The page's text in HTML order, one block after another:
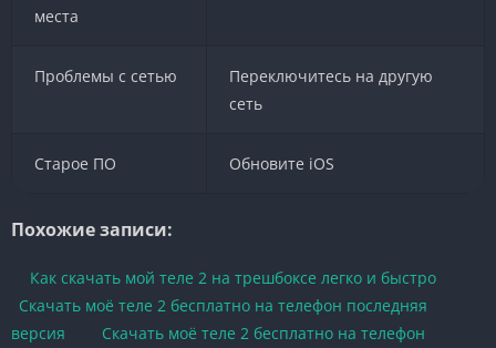
места
Проблемы с сетью
Переключитесь на другую
сеть
Старое ПО Обновите iOS
Похожие записи:
Как скачать мой теле 2 на трешбоксе легко и быстро
Скачать моё теле 2 бесплатно на телефон последняя
версия
Скачать моё теле 2 бесплатно на телефон